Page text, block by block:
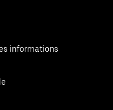
informations